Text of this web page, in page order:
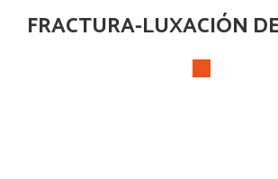
FRACTURA-LUXACIÓN